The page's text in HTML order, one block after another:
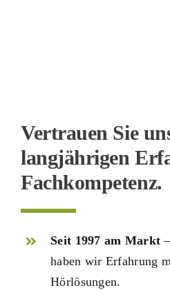
Vertrauen Sie
langjährigen
Fachkompetenz.
Seit 1997 am Markt
haben wir Erfahrung
Hörlösungen.